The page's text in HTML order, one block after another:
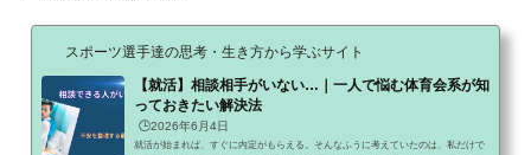
スポーツ選手達の思考・生き方から学ぶサイト
【就活】相談相手がいない…｜一人で悩む体育会系が知
っておきたい解決法
🕒️2026年6月4日
就活が始まれば、すぐに内定がもらえる。そんなふうに考えていたのは、私だけで